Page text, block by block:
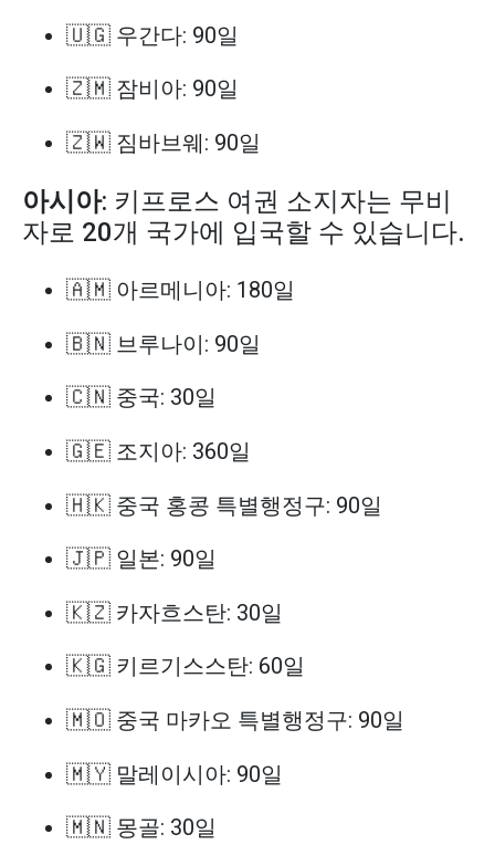
🇺🇬 우간다: 90일
🇿🇲 잠비아: 90일
🇿🇼 짐바브웨: 90일
아시아: 키프로스 여권 소지자는 무비
자로 20개 국가에 입국할 수 있습니다.
🇦🇲 아르메니아: 180일
🇧🇳 브루나이: 90일
🇨🇳 중국: 30일
🇬🇪 조지아: 360일
🇭🇰 중국 홍콩 특별행정구: 90일
🇯🇵 일본: 90일
🇰🇿 카자흐스탄: 30일
🇰🇬 키르기스스탄: 60일
🇲🇴 중국 마카오 특별행정구: 90일
🇲🇾 말레이시아: 90일
🇲🇳 몽골: 30일